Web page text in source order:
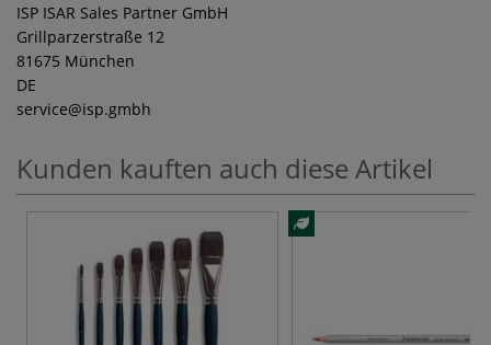
ISP ISAR Sales Partner GmbH
Grillparzerstraße 12
81675 München
DE
service@isp.gmbh
Kunden kauften auch diese Artikel